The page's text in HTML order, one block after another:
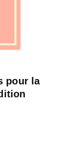
pour la